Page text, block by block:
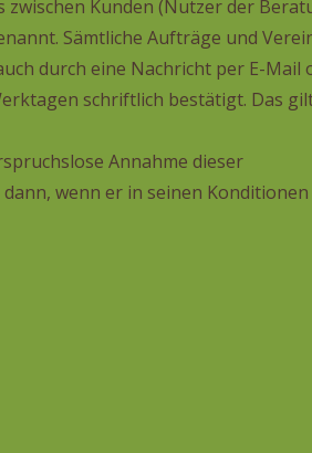
Kunden (Nutzer der
Sämtliche Aufträge und
durch eine Nachricht per E-Mail
schriftlich bestätigt. Das
Annahme dieser
wenn er in seinen Konditionen